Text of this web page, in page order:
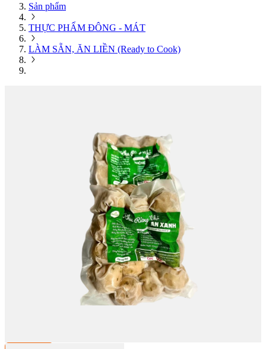
Sản phẩm
THỰC PHẨM ĐÔNG - MÁT
LÀM SẴN, ĂN LIỀN (Ready to Cook)